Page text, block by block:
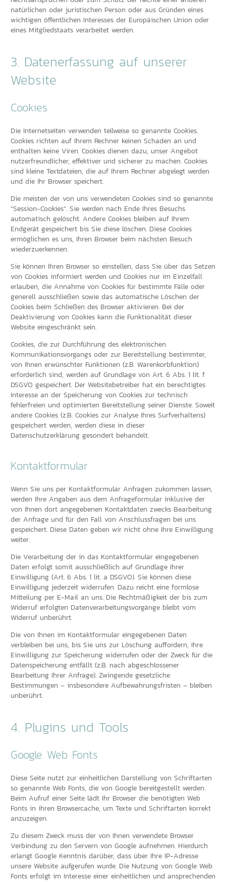
natürlichen oder juristischen Person oder aus Gründen eines
wichtigen öffentlichen Interesses der Europäischen Union oder
eines Mitgliedstaats verarbeitet werden.
3. Datenerfassung auf unserer
Website
Cookies
Die Internetseiten verwenden teilweise so genannte Cookies.
Cookies richten auf Ihrem Rechner keinen Schaden an und
enthalten keine Viren. Cookies dienen dazu, unser Angebot
nutzerfreundlicher, effektiver und sicherer zu machen. Cookies
sind kleine Textdateien, die auf Ihrem Rechner abgelegt werden
und die Ihr Browser speichert.
Die meisten der von uns verwendeten Cookies sind so genannte
“Session-Cookies”. Sie werden nach Ende Ihres Besuchs
automatisch gelöscht. Andere Cookies bleiben auf Ihrem
Endgerät gespeichert bis Sie diese löschen. Diese Cookies
ermöglichen es uns, Ihren Browser beim nächsten Besuch
wiederzuerkennen.
Sie können Ihren Browser so einstellen, dass Sie über das Setzen
von Cookies informiert werden und Cookies nur im Einzelfall
erlauben, die Annahme von Cookies für bestimmte Fälle oder
generell ausschließen sowie das automatische Löschen der
Cookies beim Schließen des Browser aktivieren. Bei der
Deaktivierung von Cookies kann die Funktionalität dieser
Website eingeschränkt sein.
Cookies, die zur Durchführung des elektronischen
Kommunikationsvorgangs oder zur Bereitstellung bestimmter,
von Ihnen erwünschter Funktionen (z.B. Warenkorbfunktion)
erforderlich sind, werden auf Grundlage von Art. 6 Abs. 1 lit. f
DSGVO gespeichert. Der Websitebetreiber hat ein berechtigtes
Interesse an der Speicherung von Cookies zur technisch
fehlerfreien und optimierten Bereitstellung seiner Dienste. Soweit
andere Cookies (z.B. Cookies zur Analyse Ihres Surfverhaltens)
gespeichert werden, werden diese in dieser
Datenschutzerklärung gesondert behandelt.
Kontaktformular
Wenn Sie uns per Kontaktformular Anfragen zukommen lassen,
werden Ihre Angaben aus dem Anfrageformular inklusive der
von Ihnen dort angegebenen Kontaktdaten zwecks Bearbeitung
der Anfrage und für den Fall von Anschlussfragen bei uns
gespeichert. Diese Daten geben wir nicht ohne Ihre Einwilligung
weiter.
Die Verarbeitung der in das Kontaktformular eingegebenen
Daten erfolgt somit ausschließlich auf Grundlage Ihrer
Einwilligung (Art. 6 Abs. 1 lit. a DSGVO). Sie können diese
Einwilligung jederzeit widerrufen. Dazu reicht eine formlose
Mitteilung per E-Mail an uns. Die Rechtmäßigkeit der bis zum
Widerruf erfolgten Datenverarbeitungsvorgänge bleibt vom
Widerruf unberührt.
Die von Ihnen im Kontaktformular eingegebenen Daten
verbleiben bei uns, bis Sie uns zur Löschung auffordern, Ihre
Einwilligung zur Speicherung widerrufen oder der Zweck für die
Datenspeicherung entfällt (z.B. nach abgeschlossener
Bearbeitung Ihrer Anfrage). Zwingende gesetzliche
Bestimmungen – insbesondere Aufbewahrungsfristen – bleiben
unberührt.
4. Plugins und Tools
Google Web Fonts
Diese Seite nutzt zur einheitlichen Darstellung von Schriftarten
so genannte Web Fonts, die von Google bereitgestellt werden.
Beim Aufruf einer Seite lädt Ihr Browser die benötigten Web
Fonts in ihren Browsercache, um Texte und Schriftarten korrekt
anzuzeigen.
Zu diesem Zweck muss der von Ihnen verwendete Browser
Verbindung zu den Servern von Google aufnehmen. Hierdurch
erlangt Google Kenntnis darüber, dass über Ihre IP-Adresse
unsere Website aufgerufen wurde. Die Nutzung von Google Web
Fonts erfolgt im Interesse einer einheitlichen und ansprechenden